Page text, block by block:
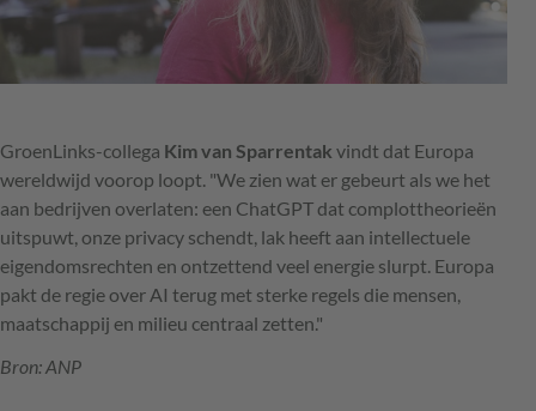
GroenLinks-collega Kim van Sparrentak vindt dat Europa
wereldwijd voorop loopt. "We zien wat er gebeurt als we het
aan bedrijven overlaten: een ChatGPT dat complottheorieën
uitspuwt, onze privacy schendt, lak heeft aan intellectuele
eigendomsrechten en ontzettend veel energie slurpt. Europa
pakt de regie over AI terug met sterke regels die mensen,
maatschappij en milieu centraal zetten."
Bron: ANP